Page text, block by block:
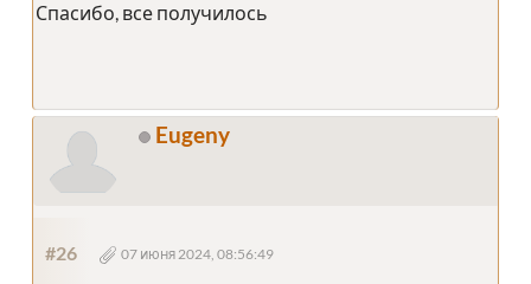
Спасибо, все получилось
Eugeny
#26 07 июня 2024, 08:56:49